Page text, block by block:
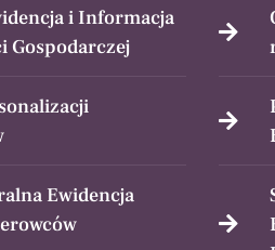
i Informacja
Gospodarczej
Ewidencja